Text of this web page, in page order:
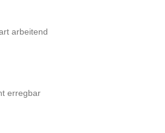
arbeitend
erregbar